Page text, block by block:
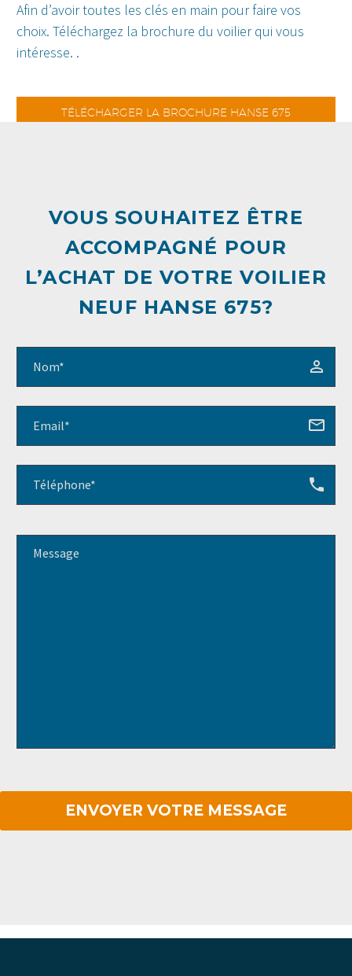
Afin d’avoir toutes les clés en main pour faire vos
choix. Téléchargez la brochure du voilier qui vous
intéresse. .
TÉLÉCHARGER LA BROCHURE HANSE 675
VOUS SOUHAITEZ ÊTRE
ACCOMPAGNÉ POUR
L’ACHAT DE VOTRE VOILIER
NEUF HANSE 675?